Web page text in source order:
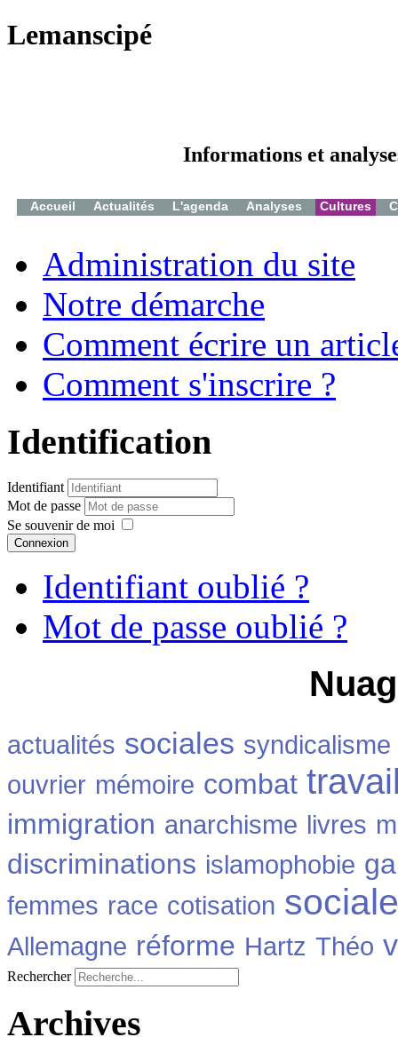
Lemanscipé
Informations et
Accueil Actualités L'agenda Analyses Cultures
Administration du site
Notre démarche
Comment écrire un
Comment s'inscrire ?
Identification
Identifiant
Mot de passe
Se souvenir de moi
Connexion
Identifiant oublié ?
Mot de passe oublié ?
actualités sociales syndicalisme
ouvrier mémoire combat
immigration anarchisme livres
discriminations islamophobie
femmes race cotisation sociale
Allemagne réforme Hartz Théo
Rechercher
Archives